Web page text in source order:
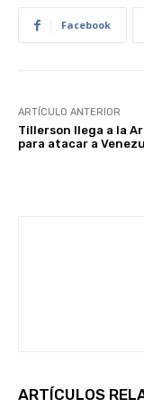
Facebook
ARTÍCULO ANTERIOR
Tillerson llega a la
para atacar a
ARTÍCULOS